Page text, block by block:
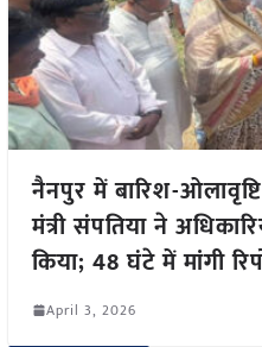
नैनपुर में बारिश-
मंत्री संपतिया ने
किया; 48 घंटे में मांगी
April 3, 2026